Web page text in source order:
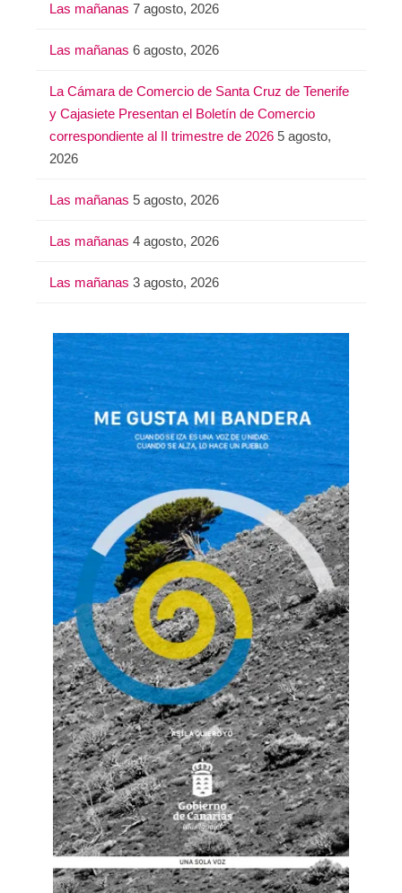
Las mañanas 7 agosto, 2026
Las mañanas 6 agosto, 2026
La Cámara de Comercio de Santa Cruz de Tenerife
y Cajasiete Presentan el Boletín de Comercio
correspondiente al II trimestre de 2026 5 agosto,
2026
Las mañanas 5 agosto, 2026
Las mañanas 4 agosto, 2026
Las mañanas 3 agosto, 2026